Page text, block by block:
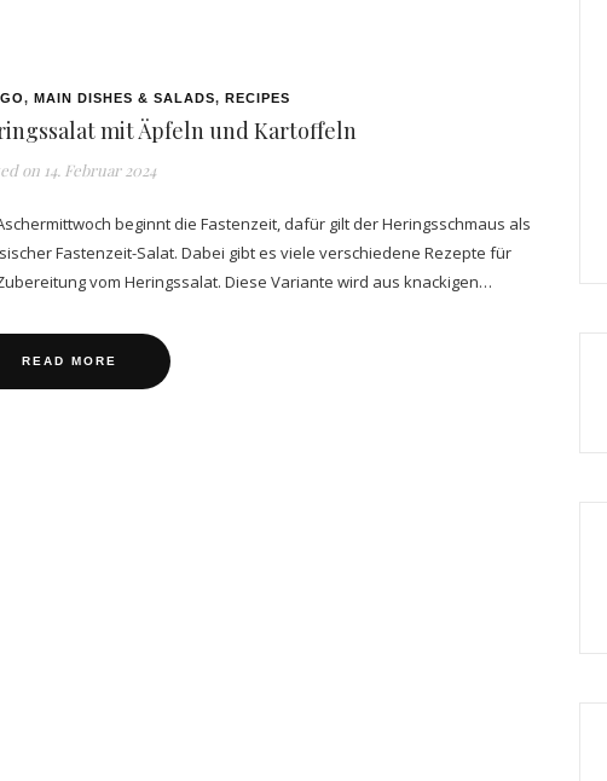
, MAIN DISHES & SALADS, RECIPES
mit Äpfeln und Kartoffeln
on 14. Februar 2024
beginnt die Fastenzeit, dafür gilt der Heringsschmaus als
Fastenzeit-Salat. Dabei gibt es viele verschiedene Rezepte für
vom Heringssalat. Diese Variante wird aus knackigen…
READ MORE